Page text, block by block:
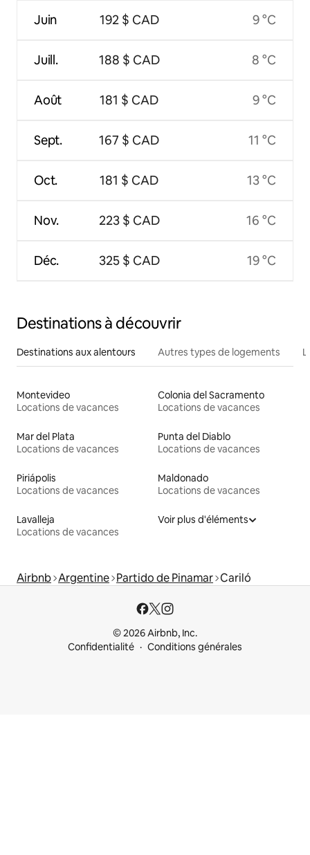
Juin
Juill.
Août
Sept.
Oct.
Nov.
Déc.
192 $ CAD
188 $ CAD
181 $ CAD
167 $ CAD
181 $ CAD
223 $ CAD
325 $ CAD
9 °C
8 °C
9 °C
11 °C
13 °C
16 °C
19 °C
Destinations à découvrir
Destinations aux alentours Autres types de logements
Montevideo
Locations de vacances
Colonia del Sacramento
Locations de vacances
Mar del Plata
Locations de vacances
Punta del Diablo
Locations de vacances
Piriápolis
Locations de vacances
Maldonado
Locations de vacances
Lavalleja
Locations de vacances
Voir plus d'éléments
Airbnb Argentine Partido de Pinamar Cariló
© 2026 Airbnb, Inc.
Confidentialité
Conditions générales